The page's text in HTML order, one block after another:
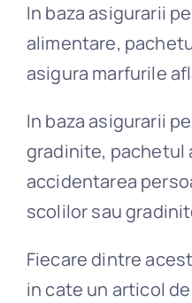
In baza asigurarii
alimentare,
asigura marfurile
In baza asigurarii
gradinite, pachetul
accidentarea
scolilor sau
Fiecare dintre
in cate un articol